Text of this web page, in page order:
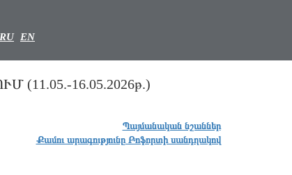
RU EN
16.05.2026թ.)
Պայմանական նշաններ
Քամու արագությունը Բոֆորտի սանդղակով